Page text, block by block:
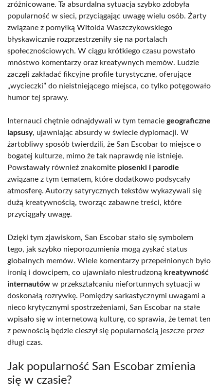
zróżnicowane. Ta absurdalna sytuacja szybko zdobyła
popularność w sieci, przyciągając uwagę wielu osób. Żarty
związane z pomyłką Witolda Waszczykowskiego
błyskawicznie rozprzestrzeniły się na portalach
społecznościowych. W ciągu krótkiego czasu powstało
mnóstwo komentarzy oraz kreatywnych memów. Ludzie
zaczęli zakładać fikcyjne profile turystyczne, oferujące
„wycieczki” do nieistniejącego miejsca, co tylko potęgowało
humor tej sprawy.
Internauci chętnie odnajdywali w tym temacie geograficzne
lapsusy, ujawniając absurdy w świecie dyplomacji. W
żartobliwy sposób twierdzili, że San Escobar to miejsce o
bogatej kulturze, mimo że tak naprawdę nie istnieje.
Powstawały również znakomite piosenki i parodie
związane z tym tematem, które dodatkowo podsycały
atmosferę. Autorzy satyrycznych tekstów wykazywali się
dużą kreatywnością, tworząc zabawne treści, które
przyciągały uwagę.
Dzięki tym zjawiskom, San Escobar stało się symbolem
tego, jak szybko nieporozumienia mogą zyskać status
globalnych memów. Wiele komentarzy przepełnionych było
ironią i dowcipem, co ujawniało niestrudzoną kreatywność
internautów w przekształcaniu niefortunnych sytuacji w
doskonałą rozrywkę. Pomiędzy sarkastycznymi uwagami a
nieco krytycznymi spostrzeżeniami, San Escobar na stałe
wpisało się w internetową kulturę, co sprawia, że temat ten
z pewnością będzie cieszył się popularnością jeszcze przez
długi czas.
Jak popularność San Escobar zmienia
się w czasie?